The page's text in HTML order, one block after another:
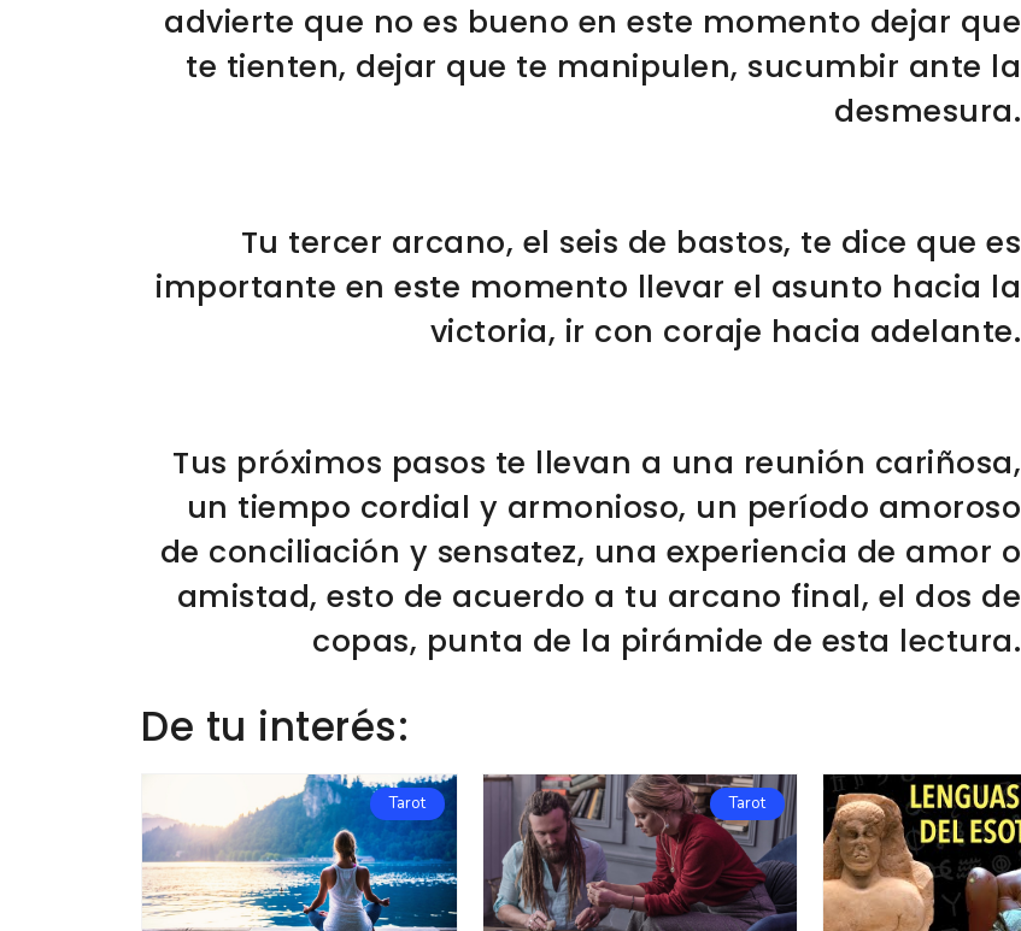
advierte que no es bueno en este momento dejar que
te tienten, dejar que te manipulen, sucumbir ante la
desmesura.
Tu tercer arcano, el seis de bastos, te dice que es
importante en este momento llevar el asunto hacia la
victoria, ir con coraje hacia adelante.
Tus próximos pasos te llevan a una reunión cariñosa,
un tiempo cordial y armonioso, un período amoroso
de conciliación y sensatez, una experiencia de amor o
amistad, esto de acuerdo a tu arcano final, el dos de
copas, punta de la pirámide de esta lectura.
De tu interés:
Tarot Tarot